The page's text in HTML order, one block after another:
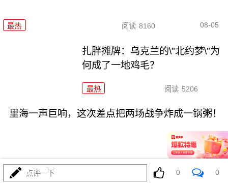
最热 阅读 8160 08-05
扎胖摊牌：乌克兰的\"北约梦\"为
何成了一地鸡毛？
最热 阅读 5206
里海一声巨响，这次差点把两场战争炸成一锅粥！
最热 阅读 9934
点评一下 0 0